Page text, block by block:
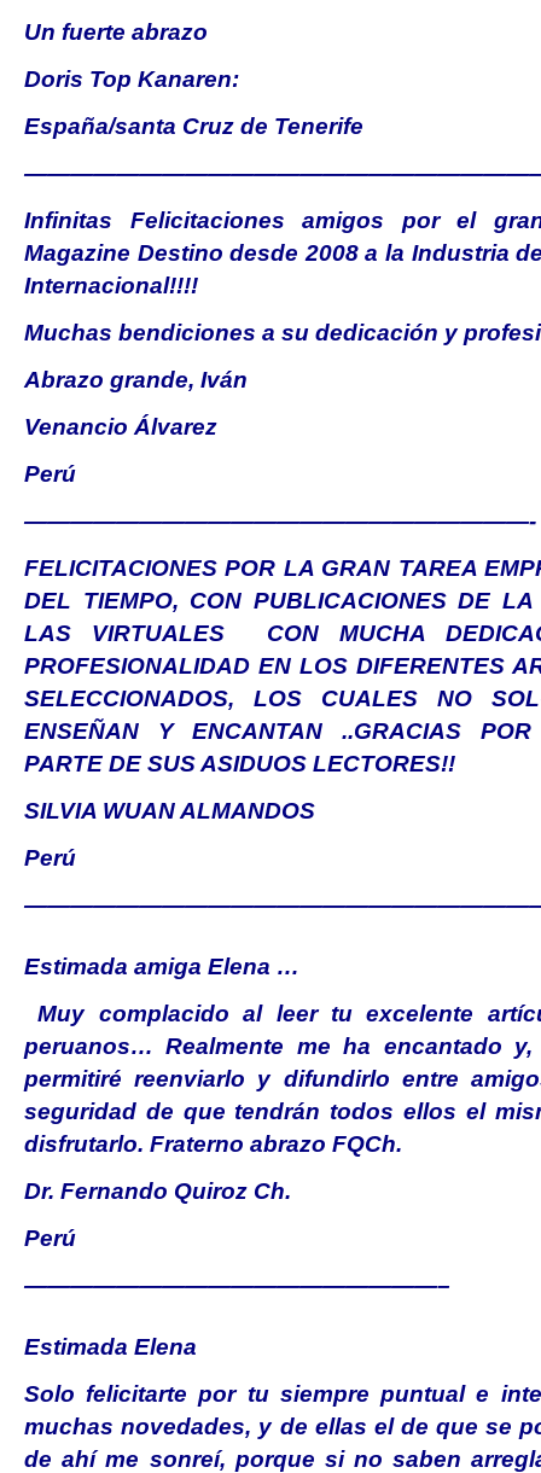
Un fuerte abrazo
Doris Top Kanaren:
España/santa Cruz de Tenerife
Infinitas Felicitaciones amigos por el
Magazine Destino desde 2008 a la Industria
Internacional!!!!
Muchas bendiciones a su dedicación y
Abrazo grande, Iván
Venancio Álvarez
Perú
——————————————————————-
FELICITACIONES POR LA GRAN TAREA
DEL TIEMPO, CON PUBLICACIONES DE
LAS VIRTUALES CON MUCHA
PROFESIONALIDAD EN LOS DIFERENTES
SELECCIONADOS, LOS CUALES NO
ENSEÑAN Y ENCANTAN ..GRACIAS POR
PARTE DE SUS ASIDUOS LECTORES!!
SILVIA WUAN ALMANDOS
Perú
Estimada amiga Elena …
Muy complacido al leer tu excelente
peruanos… Realmente me ha encantado
permitiré reenviarlo y difundirlo entre
seguridad de que tendrán todos ellos el
disfrutarlo. Fraterno abrazo FQCh.
Dr. Fernando Quiroz Ch.
Perú
——————————————————–
Estimada Elena
Solo felicitarte por tu siempre puntual e
muchas novedades, y de ellas el de que se
de ahí me sonreí, porque si no saben